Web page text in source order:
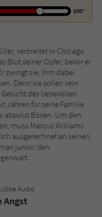
100°
verbreitet in Chicago
Blut seiner Opfer, bevor er
zwingt sie, ihm dabei
Denn sie sollen sein
des liebevollen
Jahren für seine Familie
absolut Bösen. Um den
muss Marcus Williams
ausgerechnet an seinen
junior, den
Audio
Angst
einzelner Buchtitel
GmbH & Co. KG
die
Webseite mit dem
um z. B. den